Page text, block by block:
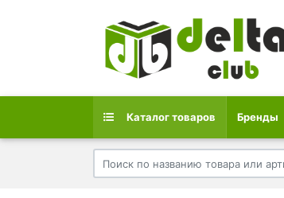
Каталог товаров Бренды